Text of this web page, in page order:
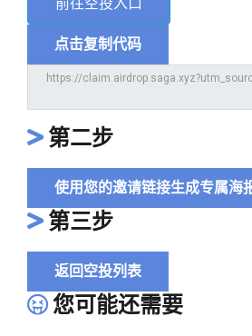
点击复制代码
第二步
使用您的邀请链接生成专属海
第三步
返回空投列表
您可能还需要